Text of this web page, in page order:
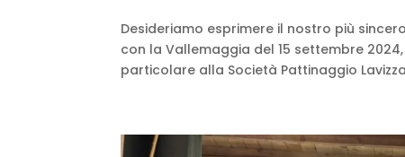
Desideriamo esprimere il nostro più
con la Vallemaggia del 15 settembre
particolare alla Società Pattinaggio